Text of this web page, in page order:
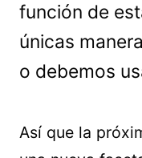
función de
únicas
o debemos
Así que la